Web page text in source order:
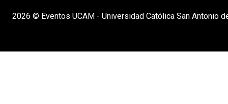
2026 © Eventos UCAM - Universidad Católica San Antonio